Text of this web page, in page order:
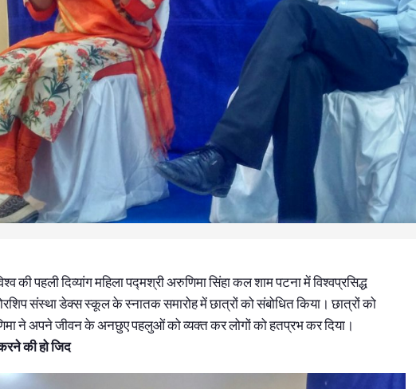
की पहली दिव्यांग महिला पद्मश्री अरुणिमा सिंहा कल शाम पटना में विश्वप्रसिद्ध
संस्था डेक्स स्कूल के स्नातक समारोह में छात्रों को संबोधित किया। छात्रों को
ने अपने जीवन के अनछुए पहलुओं को व्यक्त कर लोगों को हतप्रभ कर दिया।
की हो जिद